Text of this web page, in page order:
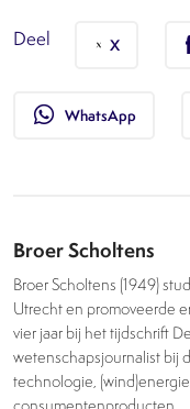
Deel X
whatsapp WhatsApp
Broer Scholtens
Broer Scholtens (1949)
Utrecht en promoveerde
vier jaar bij het tijdschrift
wetenschapsjournalist bij
technologie,